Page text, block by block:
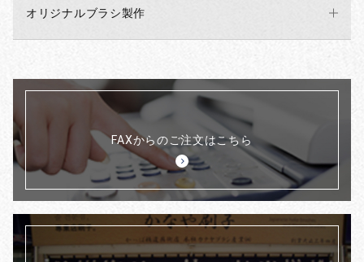
オリジナルブラシ製作
FAXからのご注文はこちら